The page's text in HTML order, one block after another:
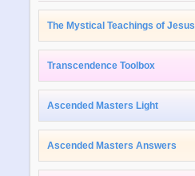
The Mystical Teachings of Jesus
Transcendence Toolbox
Ascended Masters Light
Ascended Masters Answers